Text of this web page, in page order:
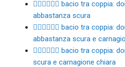
👩🏾‍❤️‍💋‍👨🏾 bacio tra coppia:
abbastanza scura
👩🏾‍❤️‍💋‍👨🏿 bacio tra coppia:
abbastanza scura e
👩🏿‍❤️‍💋‍👨🏻 bacio tra coppia:
scura e carnagione chiara